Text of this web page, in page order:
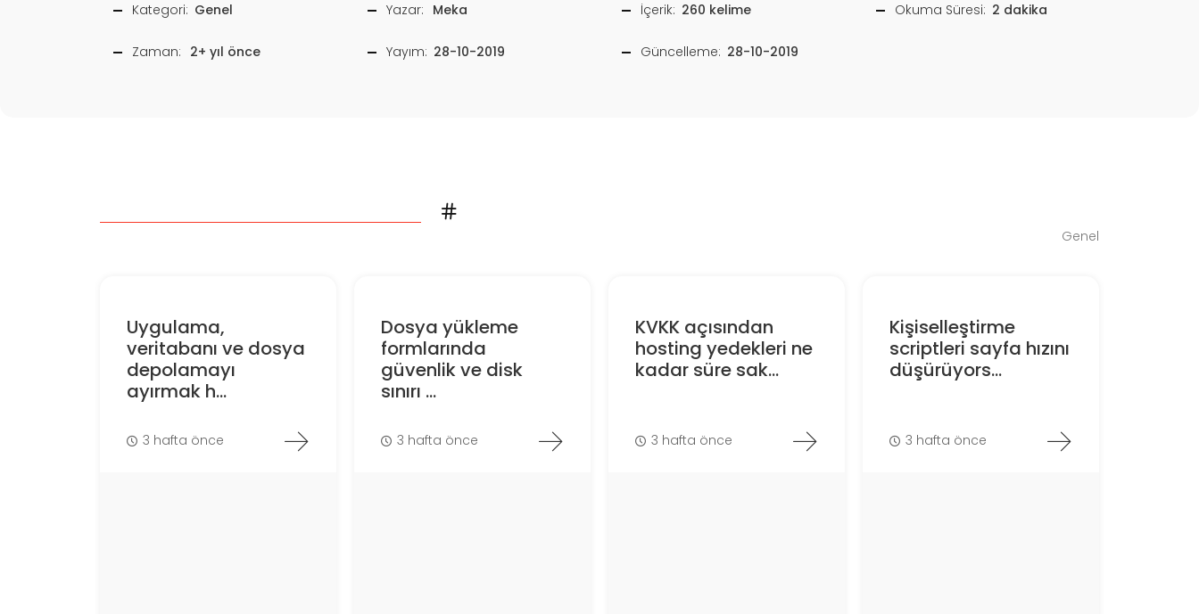
Kategori: Genel Yazar: Meka İçerik: 260 kelime Okuma Süresi: 2 dakika
Zaman: 2+ yıl önce Yayım: 28-10-2019 Güncelleme: 28-10-2019
Genel
Uygulama,
veritabanı ve dosya
depolamayı
ayırmak h...
3 hafta önce
Dosya yükleme
formlarında
güvenlik ve disk
sınırı ...
3 hafta önce
KVKK açısından
hosting yedekleri ne
kadar süre sak...
3 hafta önce
Kişiselleştirme
scriptleri sayfa hızını
düşürüyors...
3 hafta önce